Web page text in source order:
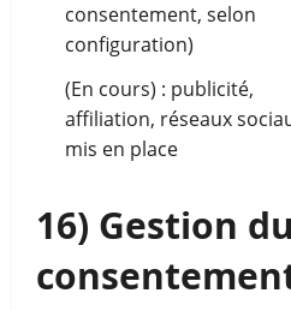
consentement, selon
configuration)
(En cours) : publicité,
affiliation, réseaux
mis en place
16) Gestion du